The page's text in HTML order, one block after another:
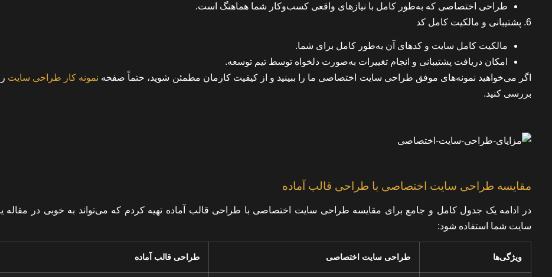
طراحی اختصاصی که به‌طور کامل با نیازهای واقعی کسب‌وکار شما هماهنگ است.
6. پشتیبانی و مالکیت کامل کد
مالکیت کامل سایت و کدهای آن به‌طور کامل برای شما.
امکان دریافت پشتیبانی و انجام تغییرات به‌صورت دلخواه توسط تیم توسعه.
اگر می‌خواهید نمونه‌های موفق طراحی سایت اختصاصی ما را ببینید و از کیفیت کارمان مطمئن شوید، حتماً صفحه نمونه کار طراحی سایت را
بررسی کنید.
مقایسه طراحی سایت اختصاصی با طراحی قالب آماده
در ادامه یک جدول کامل و جامع برای مقایسه طراحی سایت اختصاصی با طراحی قالب آماده تهیه کردم که می‌تواند به خوبی در مقاله
سایت شما استفاده شود:
ویژگی‌ها طراحی سایت اختصاصی طراحی قالب آماده